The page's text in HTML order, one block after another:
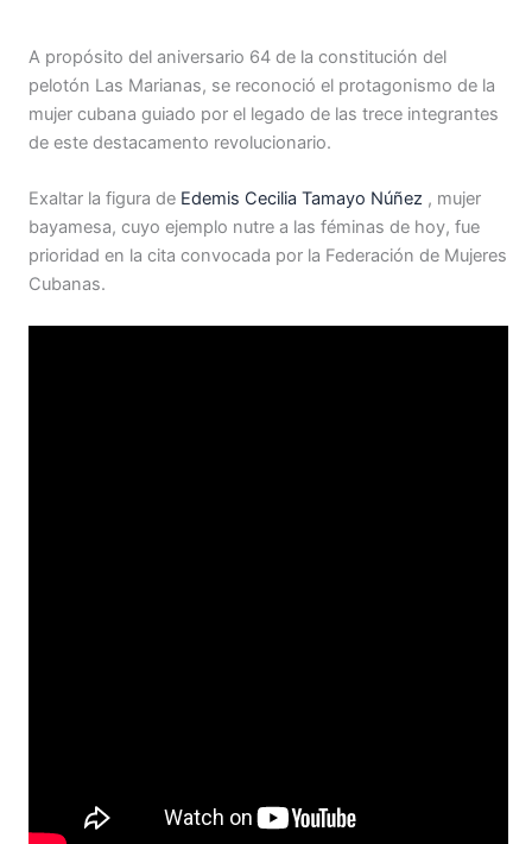
A propósito del aniversario 64 de la constitución del
pelotón Las Marianas, se reconoció el protagonismo de la
mujer cubana guiado por el legado de las trece integrantes
de este destacamento revolucionario.
Exaltar la figura de Edemis Cecilia Tamayo Núñez , mujer
bayamesa, cuyo ejemplo nutre a las féminas de hoy, fue
prioridad en la cita convocada por la Federación de Mujeres
Cubanas.